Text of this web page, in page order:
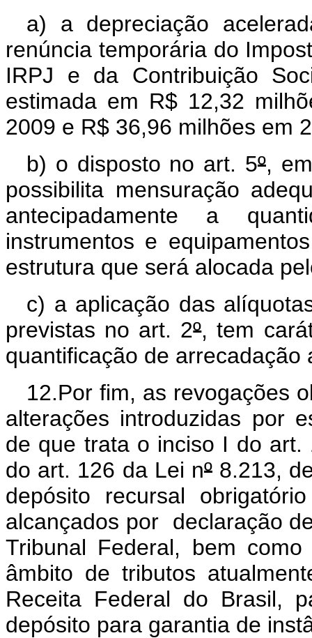
a) a depreciação
renúncia temporária do
IRPJ e da Contribuição
estimada em R$ 12,32
2009 e R$ 36,96 milhões em
b) o disposto no art. 5º,
possibilita mensuração
antecipadamente a
instrumentos e
estrutura que será alocada
c) a aplicação das
previstas no art. 2º, tem
quantificação de
12.Por fim, as revogações
alterações introduzidas por
de que trata o inciso I do
do art. 126 da Lei nº 8.213,
depósito recursal
alcançados por declaração
Tribunal Federal, bem
âmbito de tributos
Receita Federal do Brasil,
depósito para garantia de